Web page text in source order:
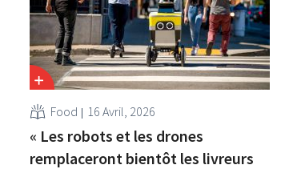
Food 16 Avril, 2026
« Les robots et les drones
remplaceront bientôt les livreurs